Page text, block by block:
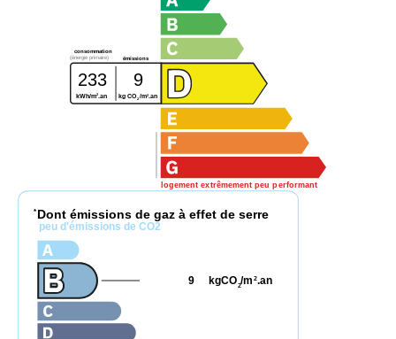
logement extrêmement peu performant
consommation
émissions
(énergie primaire)
233 9
kWh/m2.an kg CO2 /m2 .an
* Dont émissions de gaz à effet de serre
peu d'émissions de CO2
kgCO2/m 2.an
9